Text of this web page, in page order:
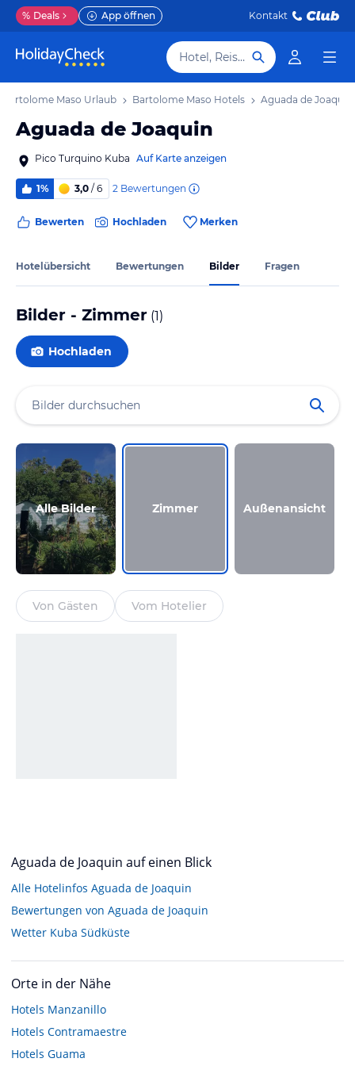
% Deals App öffnen Kontakt
Hotel, Reiseziel
Bartolome Maso Urlaub Bartolome Maso Hotels Aguada de Joaquin
Aguada de Joaquin
Pico Turquino Kuba Auf Karte anzeigen
1% 3,0 / 6 2 Bewertungen
Bewerten Hochladen Merken
Hotelübersicht Bewertungen Bilder Fragen
Bilder - Zimmer (1)
Hochladen
Alle Bilder Zimmer Außenansicht
Von Gästen Vom Hotelier
Aguada de Joaquin auf einen Blick
Alle Hotelinfos Aguada de Joaquin
Bewertungen von Aguada de Joaquin
Wetter Kuba Südküste
Orte in der Nähe
Hotels Manzanillo
Hotels Contramaestre
Hotels Guama